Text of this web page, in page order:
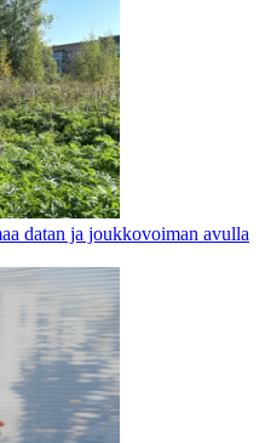
datan ja joukkovoiman avulla